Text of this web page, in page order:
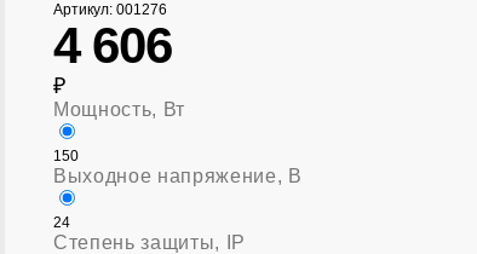
Артикул: 001276
4 606
₽
Мощность, Вт
150
Выходное напряжение, В
24
Степень защиты, IP